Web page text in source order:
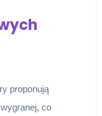
proponują
co